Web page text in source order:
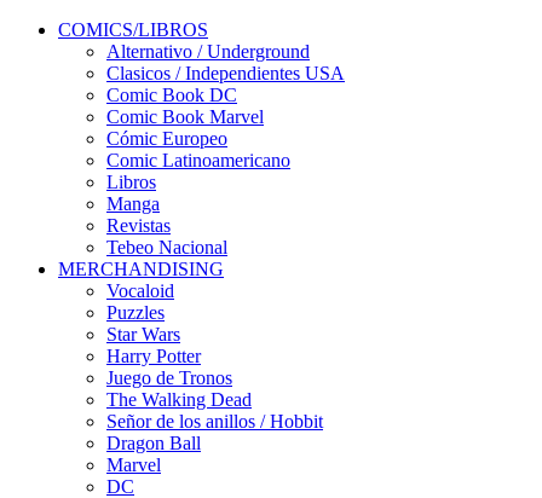
COMICS/LIBROS
Alternativo / Underground
Clasicos / Independientes USA
Comic Book DC
Comic Book Marvel
Cómic Europeo
Comic Latinoamericano
Libros
Manga
Revistas
Tebeo Nacional
MERCHANDISING
Vocaloid
Puzzles
Star Wars
Harry Potter
Juego de Tronos
The Walking Dead
Señor de los anillos / Hobbit
Dragon Ball
Marvel
DC